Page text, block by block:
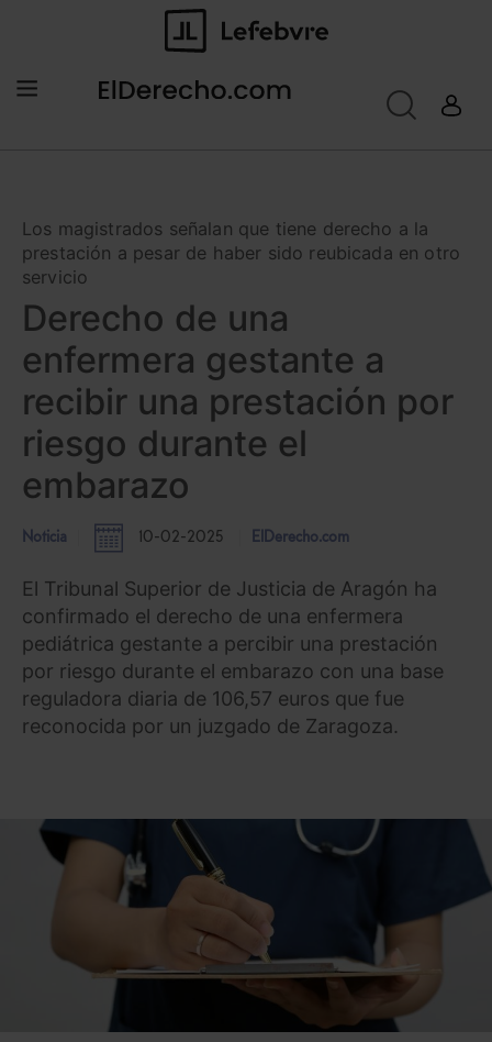
Los magistrados señalan que tiene derecho a la
prestación a pesar de haber sido reubicada en otro
servicio
Derecho de una
enfermera gestante a
recibir una prestación por
riesgo durante el
embarazo
Noticia 10-02-2025 ElDerecho.com
El Tribunal Superior de Justicia de Aragón ha
confirmado el derecho de una enfermera
pediátrica gestante a percibir una prestación
por riesgo durante el embarazo con una base
reguladora diaria de 106,57 euros que fue
reconocida por un juzgado de Zaragoza.